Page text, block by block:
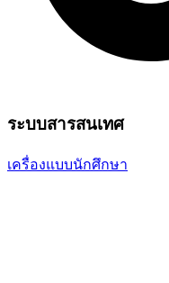
ระบบสารสนเทศ
เครื่องแบบนักศึกษา